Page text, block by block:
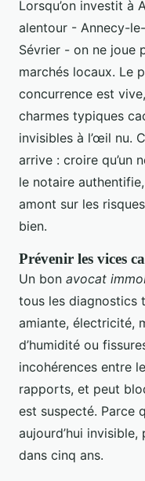
Lorsqu’on investit à
alentour - Annecy-
Sévrier - on ne joue
marchés locaux. Le
concurrence est
charmes typiques
invisibles à l’œil nu.
arrive : croire qu’un
le notaire
amont sur les
bien.
Prévenir les vices
Un bon avocat
tous les diagnostics
amiante, électricité,
d’humidité ou
incohérences entre
rapports, et peut
est suspecté. Parce
aujourd’hui
dans cinq ans.